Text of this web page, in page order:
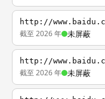
http://
截至 2026 年 未屏蔽
http://
截至 2026 年 未屏蔽